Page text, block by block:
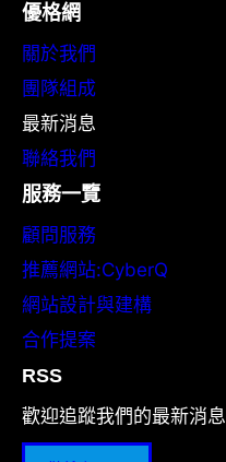
優格網
關於我們
團隊組成
最新消息
聯絡我們
服務一覽
顧問服務
推薦網站:CyberQ
網站設計與建構
合作提案
RSS
歡迎追蹤我們的最新消息